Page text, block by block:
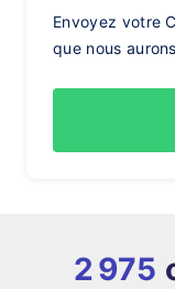
Envoyez votre
que nous
2 975